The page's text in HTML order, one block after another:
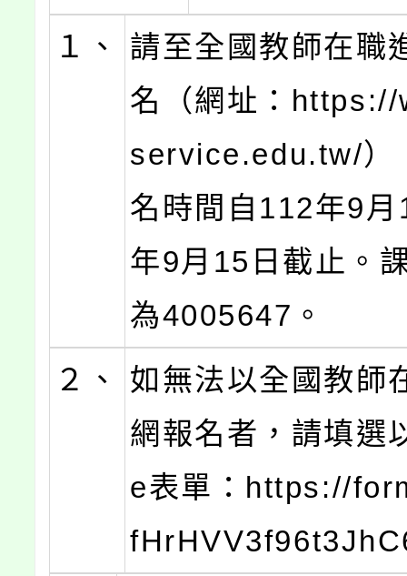
１、
請至全國教師在職
名（網址：
service.edu.tw/）
名時間自112年9
年9月15日截止。
為4005647。
２、
如無法以全國教師
網報名者，請填選
e表單：https://